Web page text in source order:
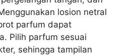
losion netral
parfum dapat
Pilih parfum sesuai
sehingga tampilan